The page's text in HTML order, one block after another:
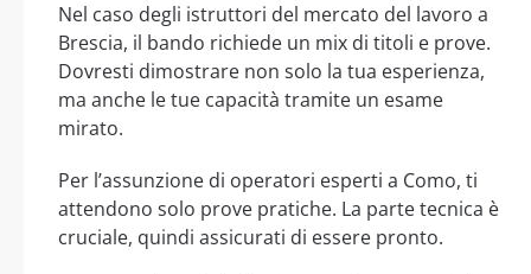
Nel caso degli istruttori del mercato del lavoro a
Brescia, il bando richiede un mix di titoli e prove.
Dovresti dimostrare non solo la tua esperienza,
ma anche le tue capacità tramite un esame
mirato.
Per l’assunzione di operatori esperti a Como, ti
attendono solo prove pratiche. La parte tecnica è
cruciale, quindi assicurati di essere pronto.